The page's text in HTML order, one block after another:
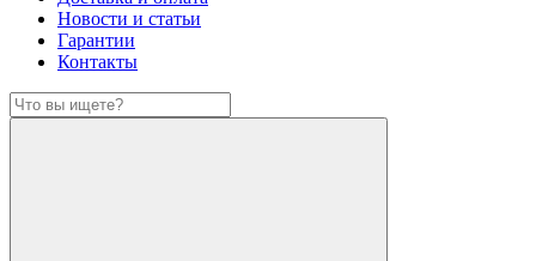
Новости и статьи
Гарантии
Контакты